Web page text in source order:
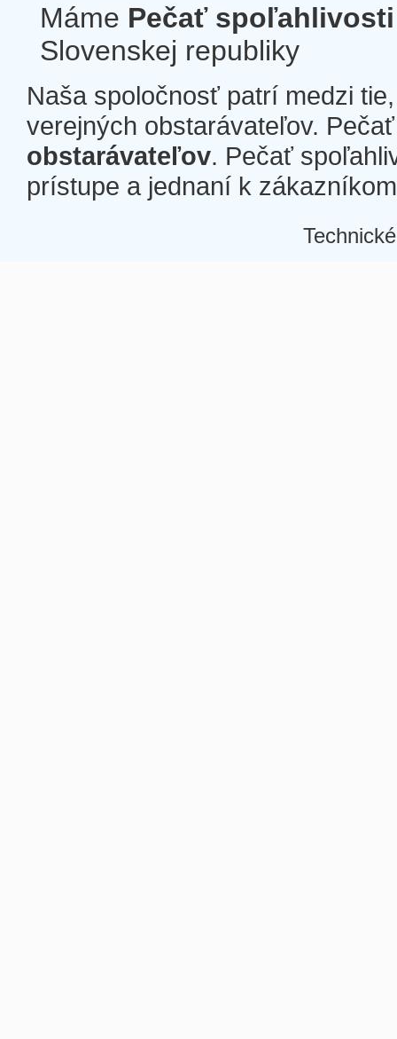
Máme Pečať spoľahlivosti
Slovenskej republiky
Naša spoločnosť patrí medzi
verejných obstarávateľov.
obstarávateľov. Pečať
prístupe a jednaní k